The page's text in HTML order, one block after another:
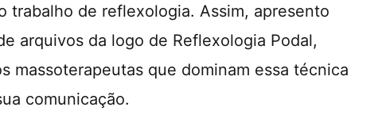
trabalho de reflexologia. Assim, apresento
arquivos da logo de Reflexologia Podal,
massoterapeutas que dominam essa técnica
comunicação.